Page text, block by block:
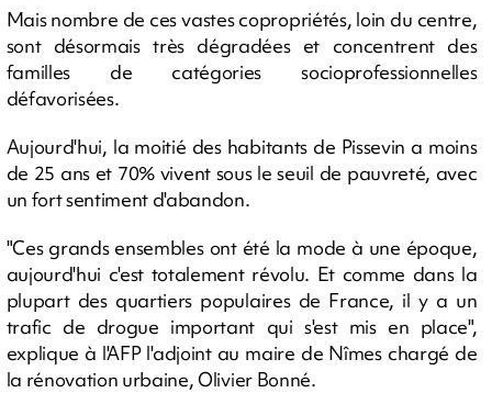
Mais nombre de ces vastes copropriétés, loin du centre,
sont désormais très dégradées et concentrent des
familles de catégories socioprofessionnelles
défavorisées.
Aujourd'hui, la moitié des habitants de Pissevin a moins
de 25 ans et 70% vivent sous le seuil de pauvreté, avec
un fort sentiment d'abandon.
"Ces grands ensembles ont été la mode à une époque,
aujourd'hui c'est totalement révolu. Et comme dans la
plupart des quartiers populaires de France, il y a un
trafic de drogue important qui s'est mis en place",
explique à l'AFP l'adjoint au maire de Nîmes chargé de
la rénovation urbaine, Olivier Bonné.